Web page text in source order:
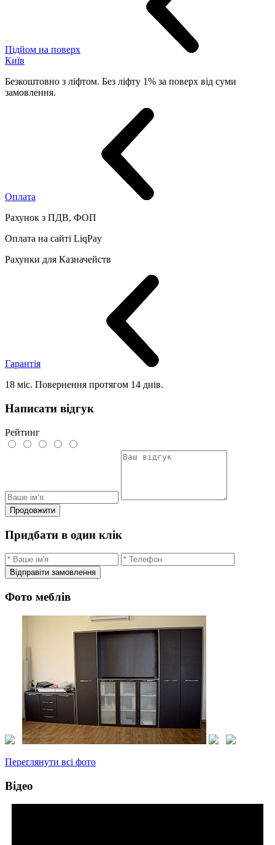
Підйом на поверх
Київ
Безкоштовно з ліфтом. Без ліфту 1% за поверх від суми
замовлення.
Оплата
Рахунок з ПДВ, ФОП
Оплата на сайті LiqPay
Рахунки для Казначейств
Гарантія
18 міс. Повернення протягом 14 днів.
Написати відгук
Рейтинг
Продовжити
Придбати в один клік
Відправіти замовлення
Фото меблів
Переглянути всі фото
Відео